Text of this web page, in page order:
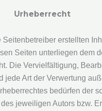
Urheberrecht
Seitenbetreiber erstellten
Seiten unterliegen dem
Die Vervielfältigung,
jede Art der Verwertung
bedürfen der
jeweiligen Autors bzw.